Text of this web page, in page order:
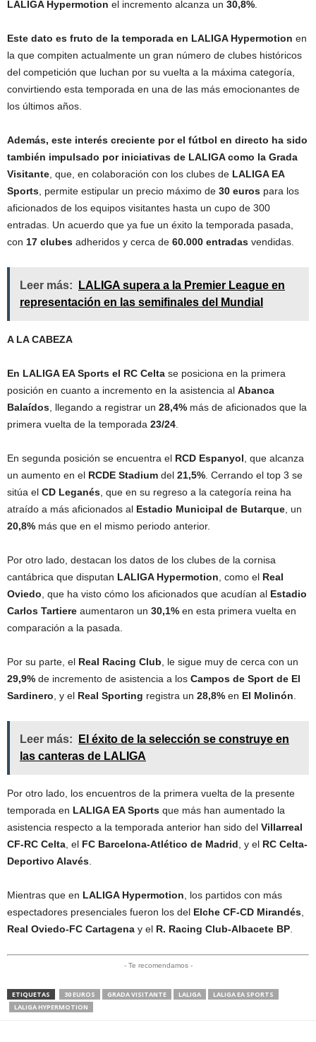
LALIGA Hypermotion el incremento alcanza un 30,8%.
Este dato es fruto de la temporada en LALIGA Hypermotion en
la que compiten actualmente un gran número de clubes históricos
del competición que luchan por su vuelta a la máxima categoría,
convirtiendo esta temporada en una de las más emocionantes de
los últimos años.
Además, este interés creciente por el fútbol en directo ha sido
también impulsado por iniciativas de LALIGA como la Grada
Visitante, que, en colaboración con los clubes de LALIGA EA
Sports, permite estipular un precio máximo de 30 euros para los
aficionados de los equipos visitantes hasta un cupo de 300
entradas. Un acuerdo que ya fue un éxito la temporada pasada,
con 17 clubes adheridos y cerca de 60.000 entradas vendidas.
Leer más:
LALIGA supera a la Premier League en
representación en las semifinales del Mundial
A LA CABEZA
En LALIGA EA Sports el RC Celta se posiciona en la primera
posición en cuanto a incremento en la asistencia al Abanca
Balaídos, llegando a registrar un 28,4% más de aficionados que la
primera vuelta de la temporada 23/24.
En segunda posición se encuentra el RCD Espanyol, que alcanza
un aumento en el RCDE Stadium del 21,5%. Cerrando el top 3 se
sitúa el CD Leganés, que en su regreso a la categoría reina ha
atraído a más aficionados al Estadio Municipal de Butarque, un
20,8% más que en el mismo periodo anterior.
Por otro lado, destacan los datos de los clubes de la cornisa
cantábrica que disputan LALIGA Hypermotion, como el Real
Oviedo, que ha visto cómo los aficionados que acudían al Estadio
Carlos Tartiere aumentaron un 30,1% en esta primera vuelta en
comparación a la pasada.
Por su parte, el Real Racing Club, le sigue muy de cerca con un
29,9% de incremento de asistencia a los Campos de Sport de El
Sardinero, y el Real Sporting registra un 28,8% en El Molinón.
Leer más:
El éxito de la selección se construye en
las canteras de LALIGA
Por otro lado, los encuentros de la primera vuelta de la presente
temporada en LALIGA EA Sports que más han aumentado la
asistencia respecto a la temporada anterior han sido del Villarreal
CF-RC Celta, el FC Barcelona-Atlético de Madrid, y el RC Celta-
Deportivo Alavés.
Mientras que en LALIGA Hypermotion, los partidos con más
espectadores presenciales fueron los del Elche CF-CD Mirandés,
Real Oviedo-FC Cartagena y el R. Racing Club-Albacete BP.
- Te recomendamos -
ETIQUETAS 30 EUROS GRADA VISITANTE LALIGA
LALIGA EA SPORTS
LALIGA HYPERMOTION